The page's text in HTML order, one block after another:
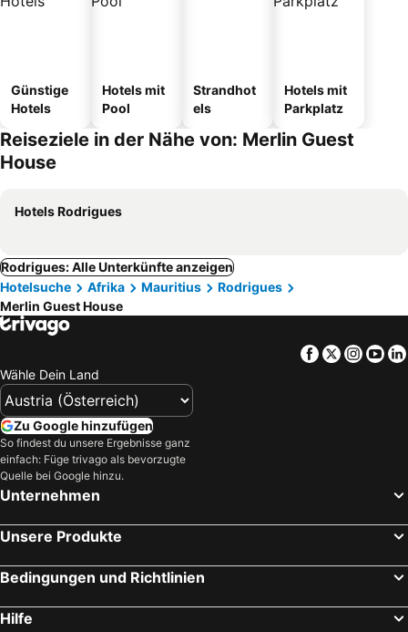
Günstige
Hotels
Hotels mit
Pool
Strandhot
els
Hotels mit
Parkplatz
Reiseziele in der Nähe von: Merlin Guest
House
Hotels Rodrigues
Rodrigues: Alle Unterkünfte anzeigen
Hotelsuche
Afrika Mauritius
Rodrigues
Merlin Guest House
Facebook
Twitter
Wähle Dein Land
Zu Google hinzufügen
So findest du unsere Ergebnisse ganz
einfach: Füge trivago als bevorzugte
Quelle bei Google hinzu.
Unternehmen
Unsere Produkte
Bedingungen und Richtlinien
Hilfe